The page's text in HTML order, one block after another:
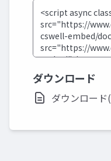
ダウンロード
ダウンロー